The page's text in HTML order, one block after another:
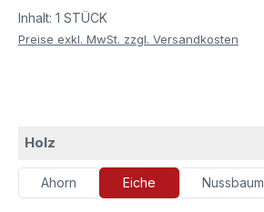
Inhalt: 1 STÜCK
Preise exkl. MwSt. zzgl. Versandkosten
Holz
Ahorn Eiche Nussbaum